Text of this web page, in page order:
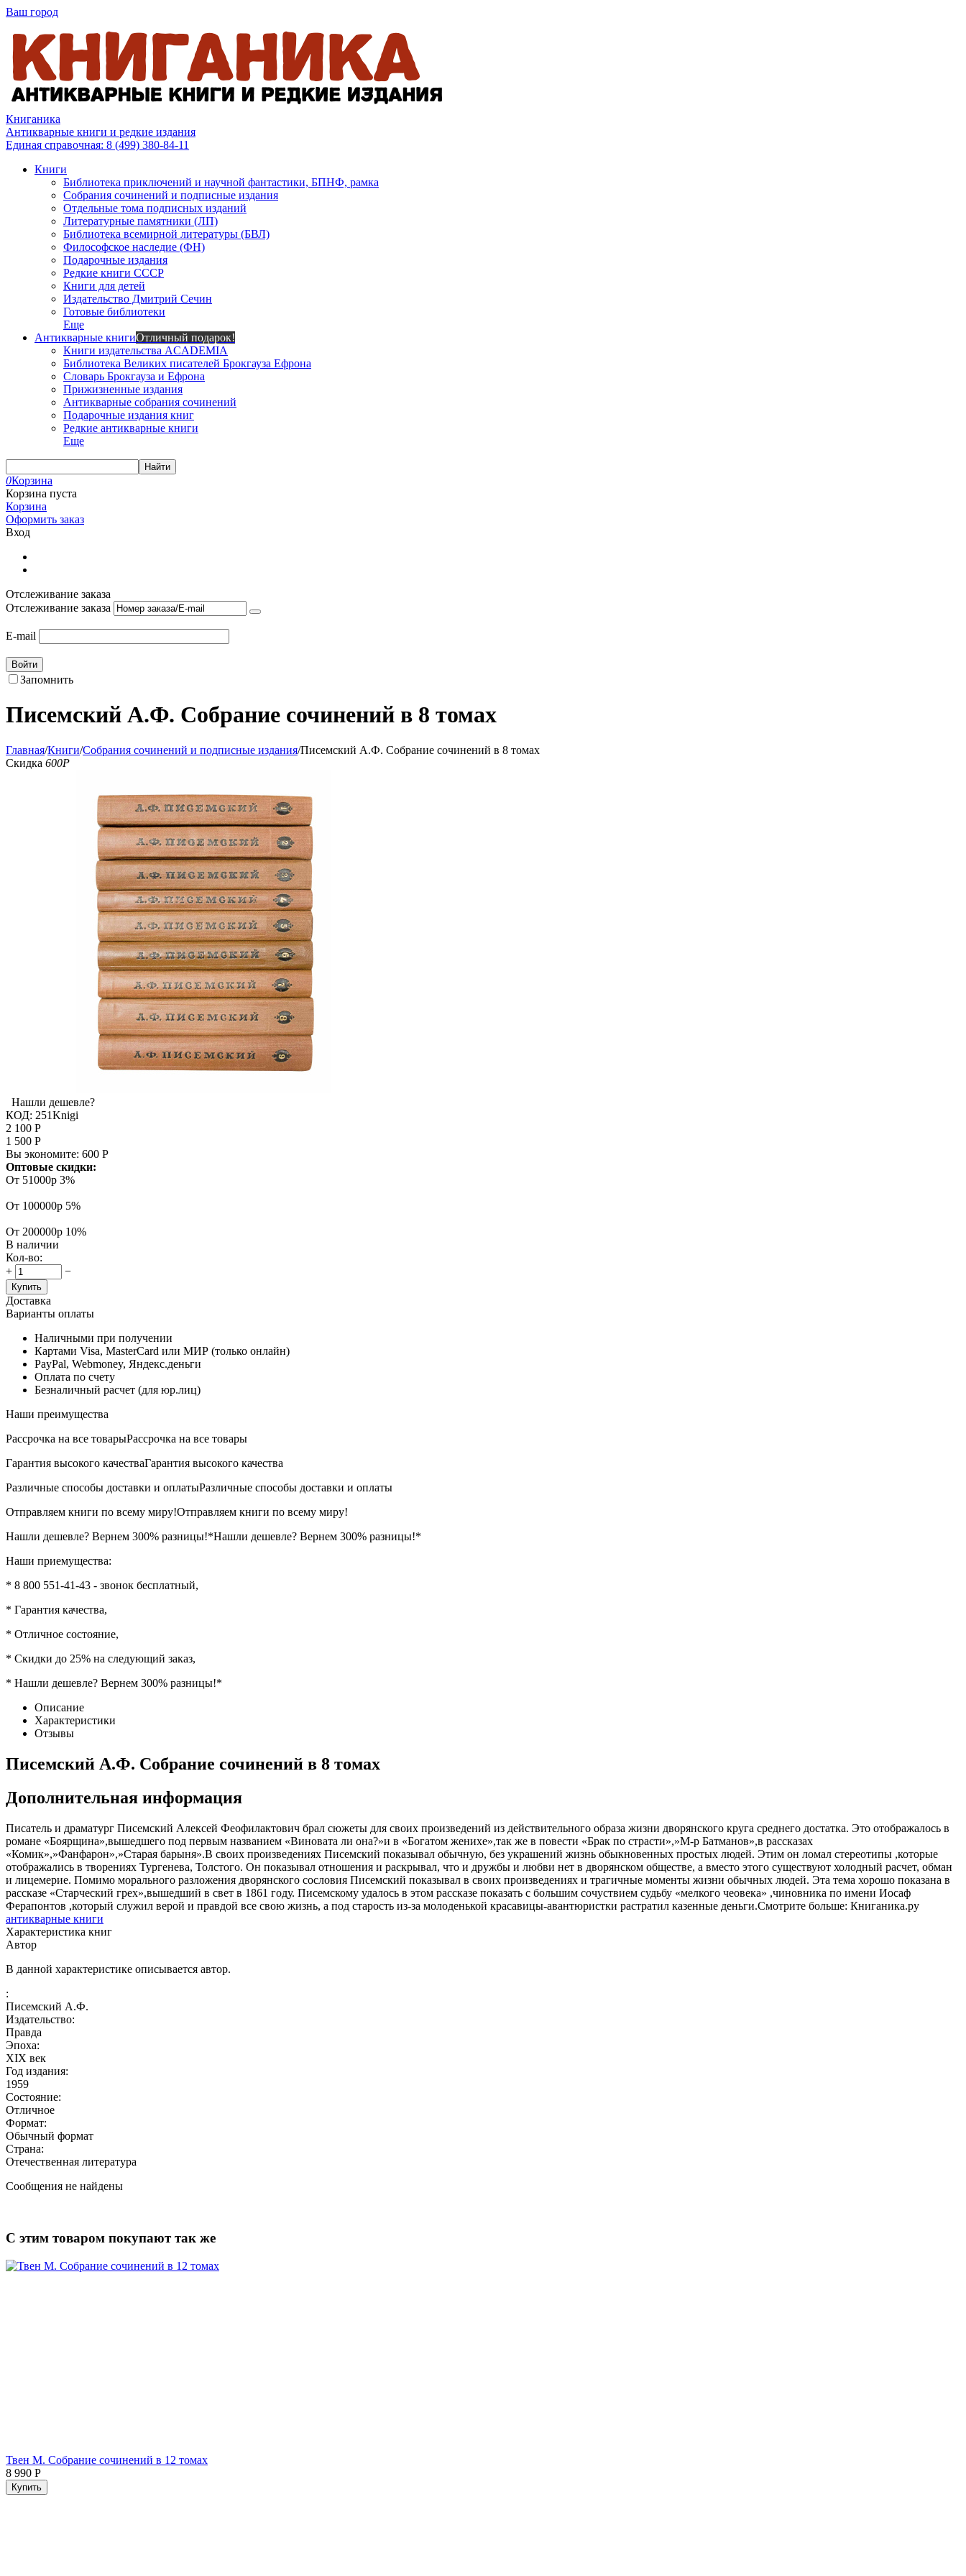
Ваш город
Книганика
Антикварные книги и редкие издания
Единая справочная: 8 (499) 380-84-11
Книги
Библиотека приключений и научной фантастики, БПНФ, рамка
Собрания сочинений и подписные издания
Отдельные тома подписных изданий
Литературные памятники (ЛП)
Библиотека всемирной литературы (БВЛ)
Философское наследие (ФН)
Подарочные издания
Редкие книги СССР
Книги для детей
Издательство Дмитрий Сечин
Готовые библиотеки
Еще
Антикварные книгиОтличный подарок!
Книги издательства ACADEMIA
Библиотека Великих писателей Брокгауза Ефрона
Словарь Брокгауза и Ефрона
Прижизненные издания
Антикварные собрания сочинений
Подарочные издания книг
Редкие антикварные книги
Еще
Найти
0Корзина
Корзина пуста
Корзина
Оформить заказ
Вход
Отслеживание заказа
Отслеживание заказа
E-mail
Войти
Запомнить
Писемский А.Ф. Собрание сочинений в 8 томах
Главная/Книги/Собрания сочинений и подписные издания/Писемский А.Ф. Собрание сочинений в 8 томах
Скидка 600Р
Нашли дешевле?
КОД: 251Knigi
2 100 Р
1 500 Р
Вы экономите: 600 Р
Оптовые скидки:
От 51000р 3%
От 100000р 5%
От 200000р 10%
В наличии
Кол-во:
+
−
Купить
Доставка
Варианты оплаты
Наличными при получении
Картами Visa, MasterCard или МИР (только онлайн)
PayPal, Webmoney, Яндекс.деньги
Оплата по счету
Безналичный расчет (для юр.лиц)
Наши преимущества
Рассрочка на все товарыРассрочка на все товары
Гарантия высокого качестваГарантия высокого качества
Различные способы доставки и оплатыРазличные способы доставки и оплаты
Отправляем книги по всему миру!Отправляем книги по всему миру!
Нашли дешевле? Вернем 300% разницы!*Нашли дешевле? Вернем 300% разницы!*
Наши приемущества:
* 8 800 551-41-43 - звонок бесплатный,
* Гарантия качества,
* Отличное состояние,
* Скидки до 25% на следующий заказ,
* Нашли дешевле? Вернем 300% разницы!*
Описание
Характеристики
Отзывы
Писемский А.Ф. Собрание сочинений в 8 томах
Дополнительная информация
Писатель и драматург Писемский Алексей Феофилактович брал сюжеты для своих произведений из действительного образа жизни дворянского круга среднего достатка. Это отображалось в
романе «Боярщина»,вышедшего под первым названием «Виновата ли она?»и в «Богатом женихе»,так же в повести «Брак по страсти»,»М-р Батманов»,в рассказах
«Комик»,»Фанфарон»,»Старая барыня».В своих произведениях Писемский показывал обычную, без украшений жизнь обыкновенных простых людей. Этим он ломал стереотипы ,которые
отображались в творениях Тургенева, Толстого. Он показывал отношения и раскрывал, что и дружбы и любви нет в дворянском обществе, а вместо этого существуют холодный расчет, обман
и лицемерие. Помимо морального разложения дворянского сословия Писемский показывал в своих произведениях и трагичные моменты жизни обычных людей. Эта тема хорошо показана в
рассказе «Старческий грех»,вышедший в свет в 1861 году. Писемскому удалось в этом рассказе показать с большим сочуствием судьбу «мелкого чеовека» ,чиновника по имени Иосаф
Ферапонтов ,который служил верой и правдой все свою жизнь, а под старость из-за молоденькой красавицы-авантюристки растратил казенные деньги.Смотрите больше: Книганика.ру
антикварные книги
Характеристика книг
Автор
В данной характеристике описывается автор.
:
Писемский А.Ф.
Издательство:
Правда
Эпоха:
XIX век
Год издания:
1959
Состояние:
Отличное
Формат:
Обычный формат
Страна:
Отечественная литература
Сообщения не найдены
С этим товаром покупают так же
Твен М. Собрание сочинений в 12 томах
8 990 Р
Купить